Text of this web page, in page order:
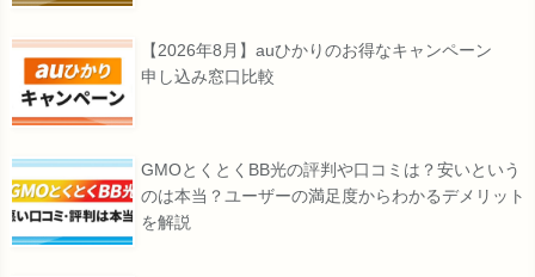
【2026年8月】auひかりのお得なキャンペーン
申し込み窓口比較
GMOとくとくBB光の評判や口コミは？安いという
のは本当？ユーザーの満足度からわかるデメリット
を解説